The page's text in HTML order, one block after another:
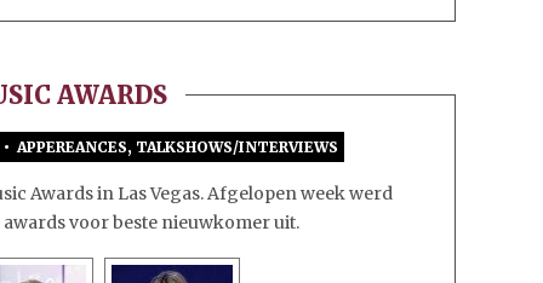
AWARDS
VOOR
AMERICAN
•APPEREANCES, TALKSHOWS/INTERVIEWS
Awards in Las Vegas. Afgelopen week werd
voor beste nieuwkomer uit.